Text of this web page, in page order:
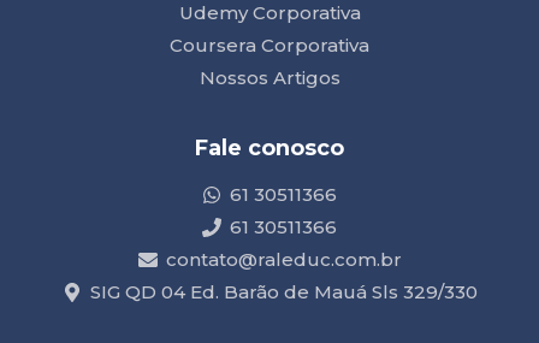
Udemy Corporativa
Coursera Corporativa
Nossos Artigos
Fale conosco
61 30511366
61 30511366
contato@raleduc.com.br
SIG QD 04 Ed. Barão de Mauá Sls 329/330